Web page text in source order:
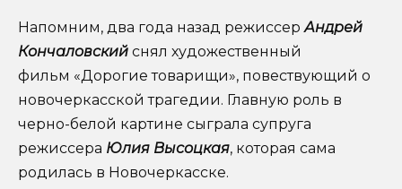
Напомним, два года назад режиссерАндрей
Кончаловский снял художественный
фильм «Дорогие товарищи», повествующий о
новочеркасской трагедии. Главную роль в
черно-белой картине сыграла супруга
режиссера Юлия Высоцкая, которая сама
родилась в Новочеркасске.